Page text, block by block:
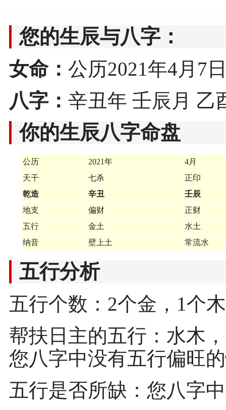
您的生辰与八字：
女命： 公历2021年4月7
八字： 辛丑年 壬辰月 乙
你的生辰八字命盘
公历 2021年
4月
天干
七杀
正印
乾造
辛丑
壬辰
地支
偏财
正财
五行
金土
水土
纳音
壁上土 常流水
五行分析
五行个数：2个金，1个
帮扶日主的五行：水木
您八字中没有五行偏旺
五行是否所缺：您八字